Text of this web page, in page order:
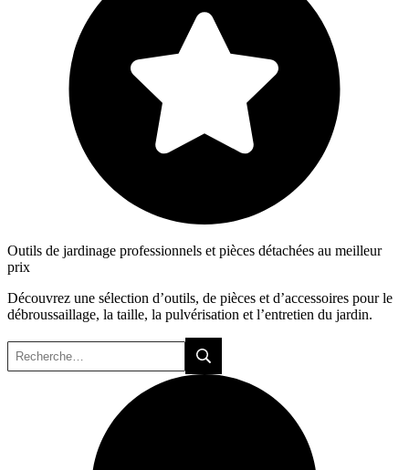
Outils de jardinage professionnels et pièces détachées au meilleur
prix
Découvrez une sélection d’outils, de pièces et d’accessoires pour le
débroussaillage, la taille, la pulvérisation et l’entretien du jardin.